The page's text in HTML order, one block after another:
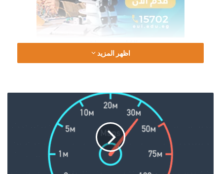
من رضا العملاء، مشرا إن خدمات الإنترنت تمثل 20٪ من إجمالي
إيرادات الشركة ، مشرا إن المعجلات المستقبلية لايرادات البيانات
اظهر المزيد